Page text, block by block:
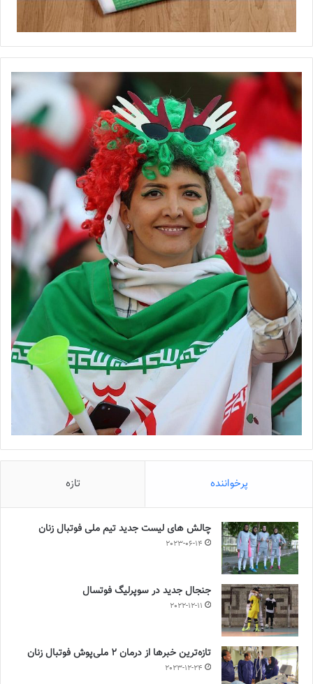
پرخواننده تازه
چالش هاى ليست جدید تيم ملى فوتبال زنان
2023-06-14
جنجال جدید در سوپرلیگ فوتسال
2022-12-11
تازه‌ترین خبرها از درمان ۲ ملی‌پوش فوتبال زنان
2023-12-24